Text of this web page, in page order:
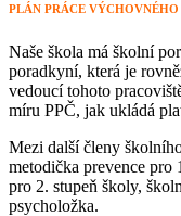
PLÁN PRÁCE
Naše škola má školní
poradkyní, která je
vedoucí tohoto
míru PPČ, jak ukládá
Mezi další členy
metodička prevence pro
pro 2. stupeň školy,
psycholožka.